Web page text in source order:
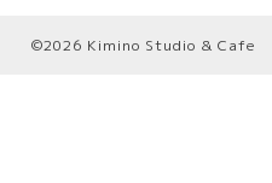
©2026 Kimino Studio & Cafe